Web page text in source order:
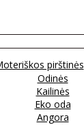
pirštinės
Odinės
Kailinės
Eko oda
Angora